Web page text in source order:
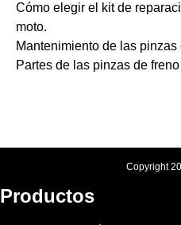
Cómo elegir el kit de
moto.
Mantenimiento de las
Partes de las pinzas de
Copyright
Productos